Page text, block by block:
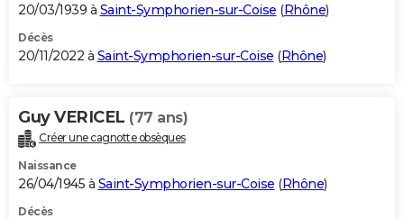
20/03/1939 à Saint-Symphorien-sur-Coise (Rhône)
Décès
20/11/2022 à Saint-Symphorien-sur-Coise (Rhône)
Guy VERICEL (77 ans)
Créer une cagnotte obsèques
Naissance
26/04/1945 à Saint-Symphorien-sur-Coise (Rhône)
Décès